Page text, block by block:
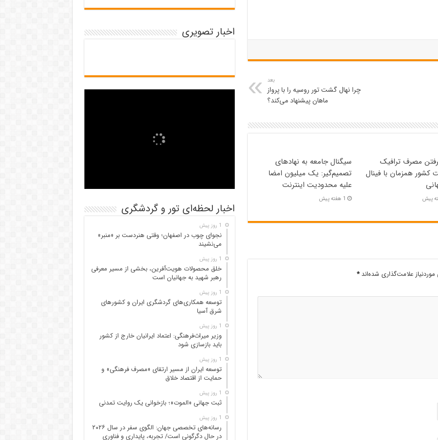
بعد
چرا نهال گشت تور روسیه را با پرواز
ماهان پیشنهاد می‌کند؟
مصرف ترافیک
کشور همزمان با فینال
سیگنال جامعه به نهادهای
تصمیم‌گیر: یک میلیون امضا
علیه محدودیت اینترنت
1 هفته پیش
علامت‌گذاری شده‌اند*
اخبار تصویری
اخبار لحظه‌ای تور و گردشگری
1 روز پیش
نجوای چوب در اصفهان؛ وقتی هنردست بر «منبر»
می‌نشیند
1 روز پیش
خلق محصولات هویت‌آفرین، بخشی از مسیر معرفی
رهبر شهید به جهانیان است
1 روز پیش
توسعه همکاری‌های گردشگری ایران و کشورهای
شرق آسیا
1 روز پیش
وزیر میراث‌فرهنگی: اعتماد ایرانیان خارج از کشور
باید بازسازی شود
1 روز پیش
توسعه ایران از مسیر ارتقای «مصرف فرهنگی» و
حمایت از اقتصاد خلاق
1 روز پیش
ثبت جهانی «الموت»؛ بازخوانی یک روایت تمدنی
1 روز پیش
رسانه‌های تخصصی جهان: الگوی سفر در سال ۲۰۲۶
در حال دگرگونی است/ تجربه، پایداری و فناوری